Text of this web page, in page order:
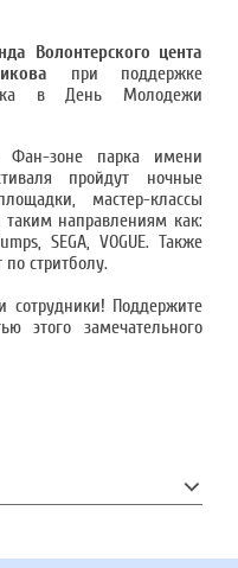
Волонтерского цента
при поддержке
в День Молодежи
зоне парка имени
пройдут ночные
мастер-классы
направлениям как:
SEGA, VOGUE. Также
стритболу.
сотрудники! Поддержите
этого замечательного